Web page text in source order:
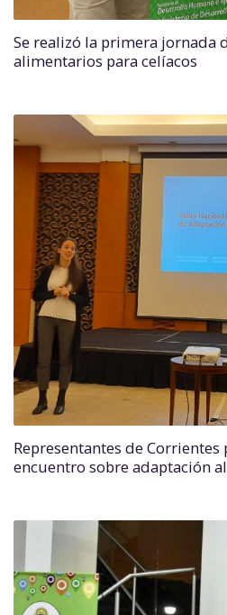
Se realizó la primera jornada
alimentarios para celíacos
Representantes de
encuentro sobre adaptación